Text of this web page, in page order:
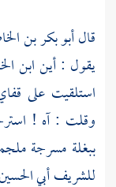
قالأبو بكر بن
يقول : أينابن
استلقيت على
وقلت : آه !
ببغلة مسرجة
للشريف أبي